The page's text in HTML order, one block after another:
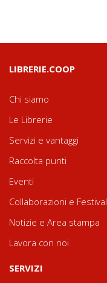
LIBRERIE.COOP
Chi siamo
Le Librerie
Servizi e vantaggi
Raccolta punti
Eventi
Collaborazioni e Festival
Notizie e Area stampa
Lavora con noi
SERVIZI